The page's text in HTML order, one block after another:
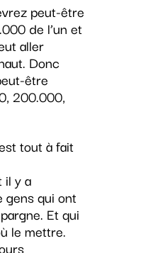
peut-être
de l’un et
aller
Donc
être
200.000,
tout à fait
il y a
gens qui ont
Et qui
le mettre.